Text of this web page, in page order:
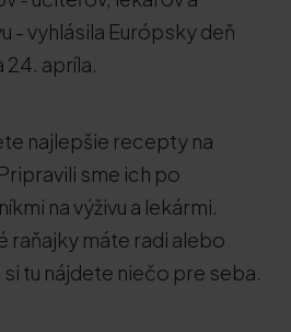
- vyhlásila Európsky deň
24. apríla.
najlepšie recepty na
sme ich po
na výživu a lekármi.
raňajky máte radi alebo
tu nájdete niečo pre seba.